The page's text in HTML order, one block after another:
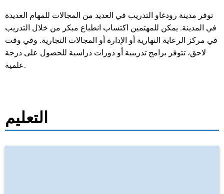
والتدريب
الداخلي
توفر مدينة رودغاو التدريب في العديد من المجالات للمهام العديدة
في المدينة. يمكن للمهتمين اكتساب انطباع مبكر من خلال التدريب
في مركز الرعاية النهارية أو الإدارة أو المجالات التجارية. وفي وقت
لاحق، تتوفر برامج تدريبية أو دورات دراسية للحصول على درجة
علمية.
التعليم